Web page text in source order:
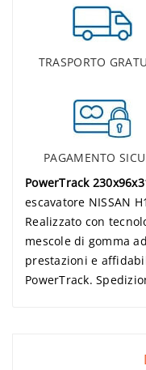
TRASPORTO
PAGAMENTO
PowerTrack
escavatore NISSAN
Realizzato con
mescole di gomma
prestazioni e
PowerTrack.